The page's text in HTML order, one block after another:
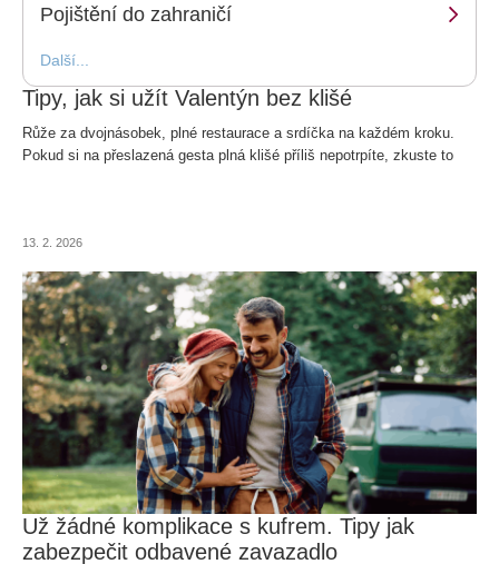
Pojištění do zahraničí
Další...
Tipy, jak si užít Valentýn bez klišé
Růže za dvojnásobek, plné restaurace a srdíčka na každém kroku.
Pokud si na přeslazená gesta plná klišé příliš nepotrpíte, zkuste to
13. 2. 2026
Už žádné komplikace s kufrem. Tipy jak
zabezpečit odbavené zavazadlo